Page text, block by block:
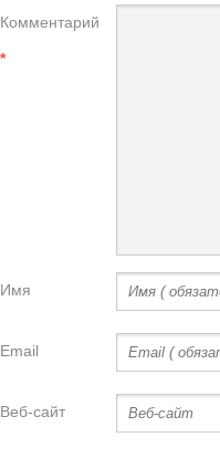
Комментарий
*
Имя
Email
Веб-сайт